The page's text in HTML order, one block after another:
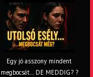
Egy jó asszony mindent
megbocsát… DE MEDDIG? ?